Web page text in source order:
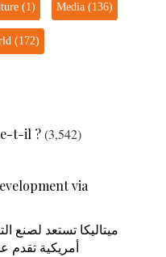
(1) Media (136)
(172)
t-il ?(3,542)
via
ميتاليكا تستعد لصنع
أمريكية تقدم